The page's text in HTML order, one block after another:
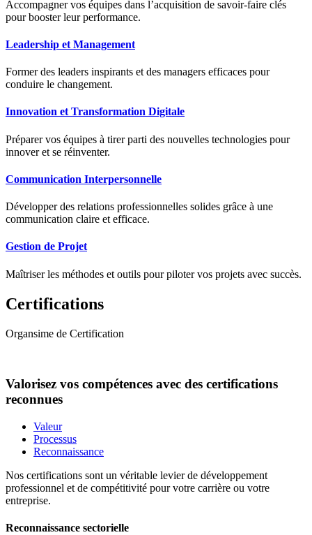
Accompagner vos équipes dans l’acquisition de savoir-faire clés
pour booster leur performance.
Leadership et Management
Former des leaders inspirants et des managers efficaces pour
conduire le changement.
Innovation et Transformation Digitale
Préparer vos équipes à tirer parti des nouvelles technologies pour
innover et se réinventer.
Communication Interpersonnelle
Développer des relations professionnelles solides grâce à une
communication claire et efficace.
Gestion de Projet
Maîtriser les méthodes et outils pour piloter vos projets avec succès.
Certifications
Organsime de Certification
Valorisez vos compétences avec des certifications
reconnues
Valeur
Processus
Reconnaissance
Nos certifications sont un véritable levier de développement
professionnel et de compétitivité pour votre carrière ou votre
entreprise.
Reconnaissance sectorielle